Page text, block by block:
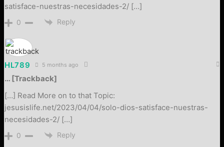
satisface-nuestras-necesidades-2/ […]
0 Reply
HL789 5 months ago
… [Trackback]
[…] Read More on to that Topic:
jesusislife.net/2023/04/04/solo-dios-satisface-nuestras-
necesidades-2/ […]
0 Reply